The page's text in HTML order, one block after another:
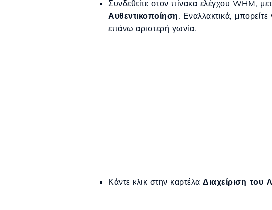
Συνδεθείτε στον πίνακα ελέγχου WHM,
Αυθεντικοποίηση. Εναλλακτικά,
επάνω αριστερή γωνία.
Κάντε κλικ στην καρτέλα Διαχείριση του